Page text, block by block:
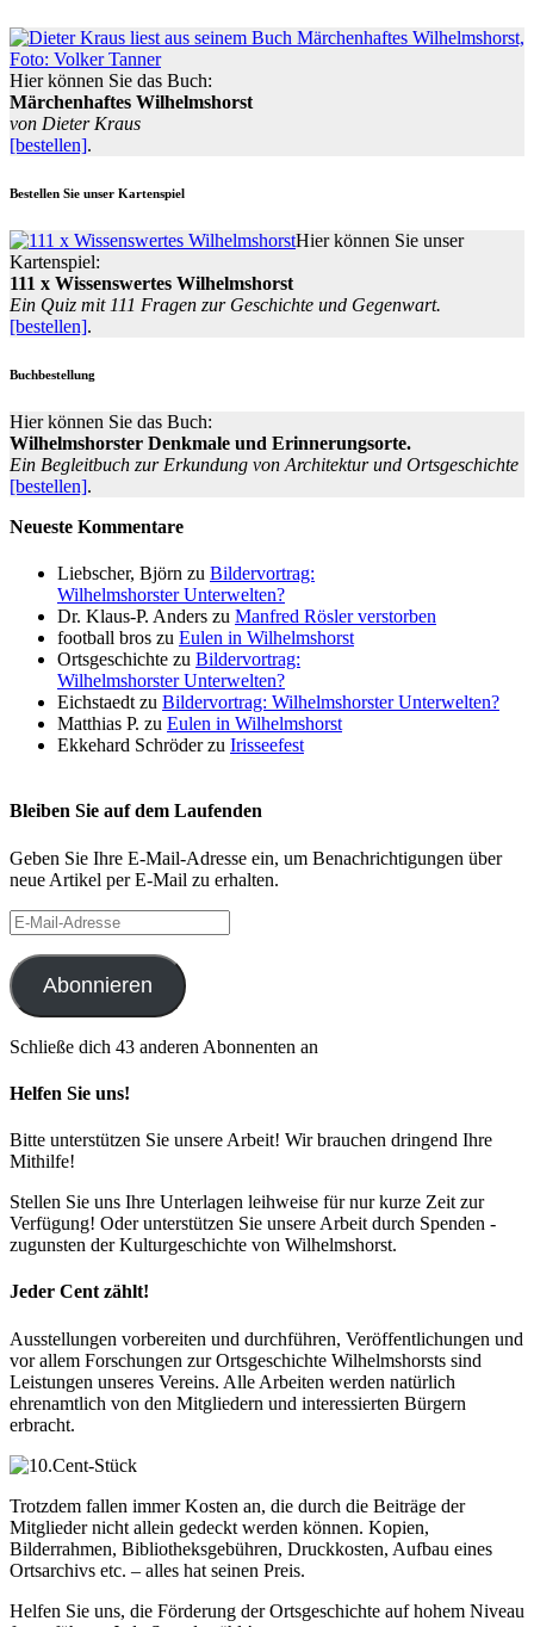
und
zum
Einstein-
Haus
in
Caputh
Hier können Sie das Buch:
Märchenhaftes Wilhelmshorst
von Dieter Kraus
[bestellen].
Bestellen Sie unser Kartenspiel
Hier können Sie unser
Kartenspiel:
111 x Wissenswertes Wilhelmshorst
Ein Quiz mit 111 Fragen zur Geschichte und Gegenwart.
[bestellen].
Buchbestellung
Hier können Sie das Buch:
Wilhelmshorster Denkmale und Erinnerungsorte.
Ein Begleitbuch zur Erkundung von Architektur und Ortsgeschichte
[bestellen].
Neueste Kommentare
Liebscher, Björn zu Bildervortrag:
Wilhelmshorster Unterwelten?
Dr. Klaus-P. Anders zu Manfred Rösler verstorben
football bros zu Eulen in Wilhelmshorst
Ortsgeschichte zu Bildervortrag:
Wilhelmshorster Unterwelten?
Eichstaedt zu Bildervortrag: Wilhelmshorster Unterwelten?
Matthias P. zu Eulen in Wilhelmshorst
Ekkehard Schröderzu Irisseefest
Bleiben Sie auf dem Laufenden
Geben Sie Ihre E-Mail-Adresse ein, um Benachrichtigungen über
neue Artikel per E-Mail zu erhalten.
E-
Mail-
Adresse
Abonnieren
Schließe dich 43 anderen Abonnenten an
Helfen Sie uns!
Bitte unterstützen Sie unsere Arbeit! Wir brauchen dringend Ihre
Mithilfe!
Stellen Sie uns Ihre Unterlagen leihweise für nur kurze Zeit zur
Verfügung! Oder unterstützen Sie unsere Arbeit durch Spenden -
zugunsten der Kulturgeschichte von Wilhelmshorst.
Jeder Cent zählt!
Ausstellungen vorbereiten und durchführen, Veröffentlichungen und
vor allem Forschungen zur Ortsgeschichte Wilhelmshorsts sind
Leistungen unseres Vereins. Alle Arbeiten werden natürlich
ehrenamtlich von den Mitgliedern und interessierten Bürgern
erbracht.
Trotzdem fallen immer Kosten an, die durch die Beiträge der
Mitglieder nicht allein gedeckt werden können. Kopien,
Bilderrahmen, Bibliotheksgebühren, Druckkosten, Aufbau eines
Ortsarchivs etc. – alles hat seinen Preis.
Helfen Sie uns, die Förderung der Ortsgeschichte auf hohem Niveau